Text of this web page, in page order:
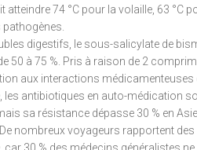
atteindre 74 °C pour la volaille, 63 °C
pathogènes.
digestifs, le sous-salicylate de
50 à 75 %. Pris à raison de 2
aux interactions
les antibiotiques en auto-médication
sa résistance dépasse 30 % en
nombreux voyageurs rapportent